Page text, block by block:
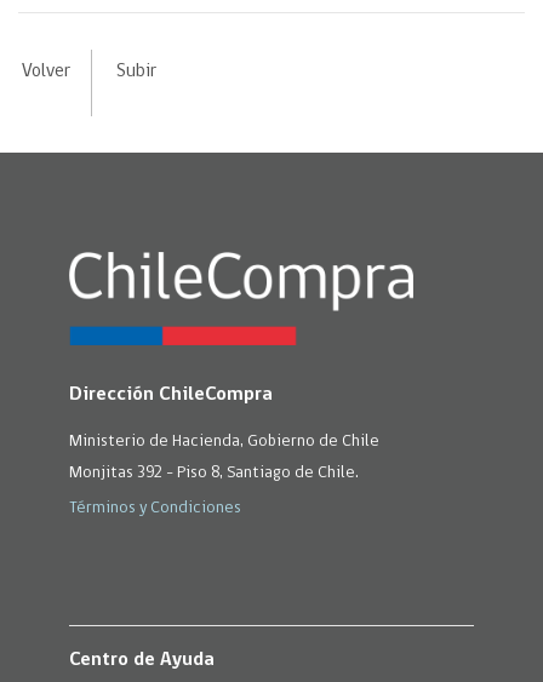
Volver Subir
Dirección ChileCompra
Ministerio de Hacienda, Gobierno de Chile
Monjitas 392 - Piso 8, Santiago de Chile.
Términos y Condiciones
Centro de Ayuda